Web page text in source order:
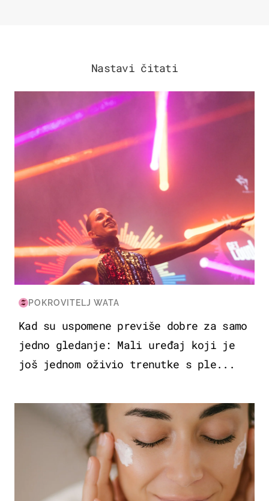
Nastavi čitati
KULTURA & ZABAVA
POKROVITELJ WATA
Kad su uspomene previše dobre za samo
jedno gledanje: Mali uređaj koji je
još jednom oživio trenutke s ple...
MODA & LJEPOTA